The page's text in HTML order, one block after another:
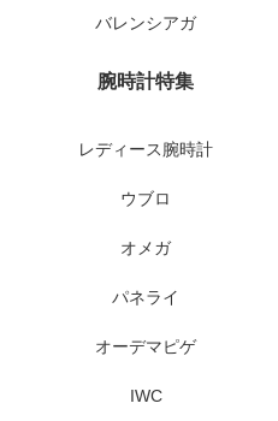
バレンシアガ
腕時計特集
レディース腕時計
ウブロ
オメガ
パネライ
オーデマピゲ
IWC